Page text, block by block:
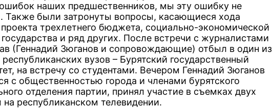
наших предшественников, мы эту ошибку не
Также были затронуты вопросы, касающиеся хода
трехлетнего бюджета, социально-экономической
и ряд других. После встречи с журналистами
(Геннадий Зюганов и сопровождающие) отбыл в один из
вузов – Бурятский государственный
на встречу со студентами. Вечером Геннадий Зюганов
с общественностью города и членами бурятского
отделения партии, принял участие в съемках двух
республиканском телевидении.